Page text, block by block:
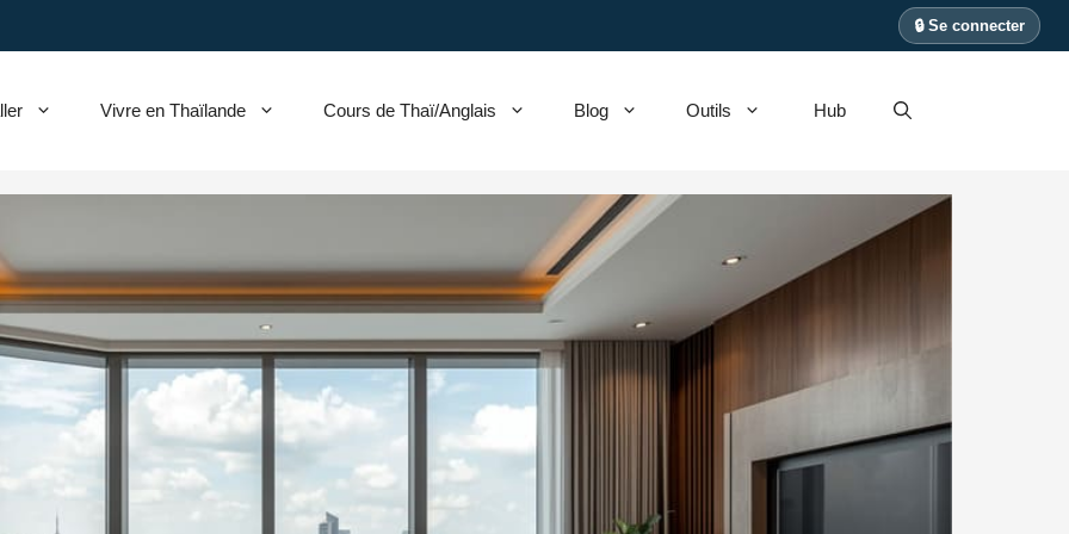
🔒 Se connecter
Vivre en Thaïlande Cours de Thaï/Anglais Blog Outils Hub